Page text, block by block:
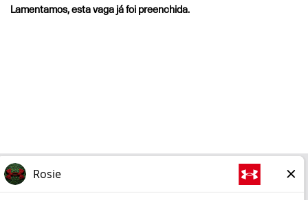
Lamentamos, esta vaga já foi preenchida.